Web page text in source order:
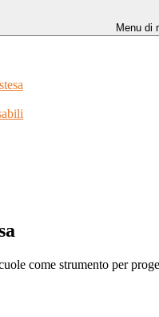
Menu di
come strumento per